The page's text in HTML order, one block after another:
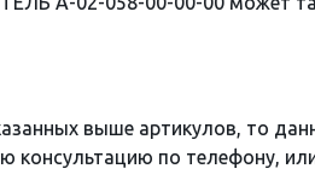
выше артикулов, то
консультацию по телефону,